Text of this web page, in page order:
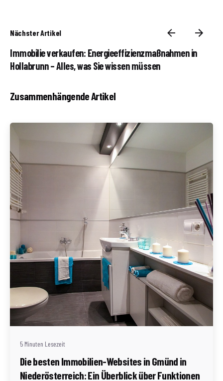
Nächster Artikel
Immobilie verkaufen: Energieeffizienzmaßnahmen in
Hollabrunn – Alles, was Sie wissen müssen
Zusammenhängende Artikel
Geschrieben von
Redaktion Immofragen Bezirk: Gmünd (AT)
5 Minuten Lesezeit
Die besten Immobilien-Websites in Gmünd in
Niederösterreich: Ein Überblick über Funktionen